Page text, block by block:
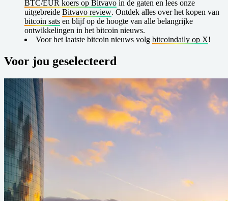
BTC/EUR koers op Bitvavo in de gaten en lees onze
uitgebreide Bitvavo review. Ontdek alles over het kopen van
bitcoin sats en blijf op de hoogte van alle belangrijke
ontwikkelingen in het bitcoin nieuws.
Voor het laatste bitcoin nieuws volg bitcoindaily op X!
Voor jou geselecteerd